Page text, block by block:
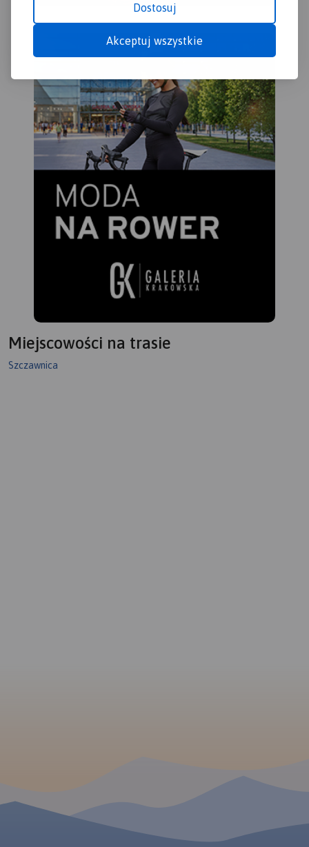
Dostosuj
Akceptuj wszystkie
Miejscowości na trasie
Szczawnica